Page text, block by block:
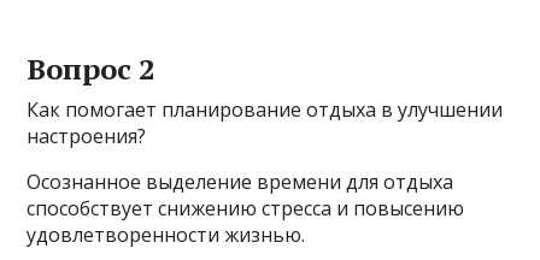
Вопрос 2
Как помогает планирование отдыха в улучшении
настроения?
Осознанное выделение времени для отдыха
способствует снижению стресса и повысению
удовлетворенности жизнью.